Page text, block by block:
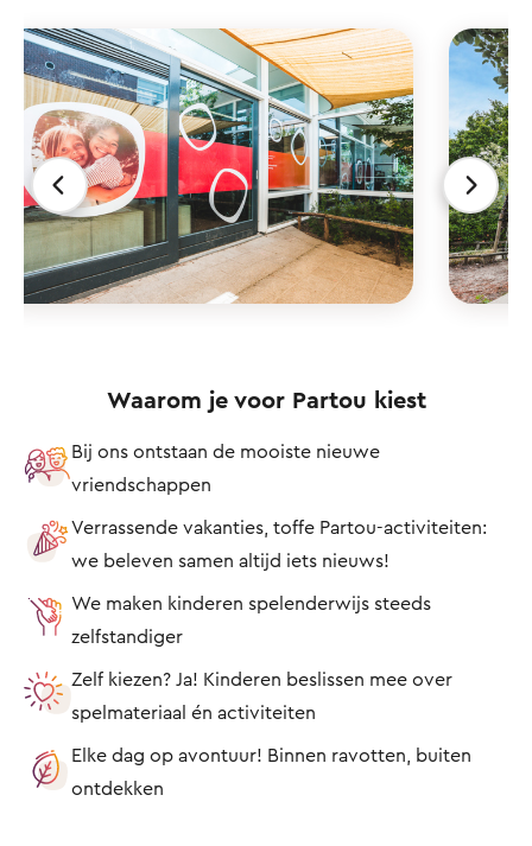
Waarom je voor Partou kiest
Bij ons ontstaan de mooiste nieuwe
vriendschappen
Verrassende vakanties, toffe Partou-activiteiten:
we beleven samen altijd iets nieuws!
We maken kinderen spelenderwijs steeds
zelfstandiger
Zelf kiezen? Ja! Kinderen beslissen mee over
spelmateriaal én activiteiten
Elke dag op avontuur! Binnen ravotten, buiten
ontdekken